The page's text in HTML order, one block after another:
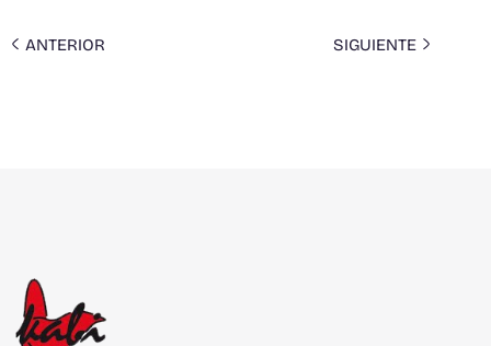
ANTERIOR SIGUIENTE